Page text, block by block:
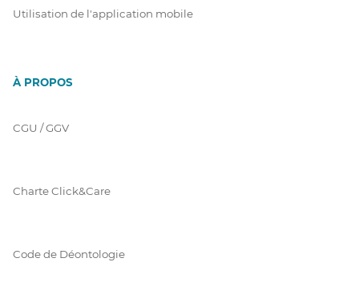
Utilisation de l'application mobile
À PROPOS
CGU / GGV
Charte Click&Care
Code de Déontologie